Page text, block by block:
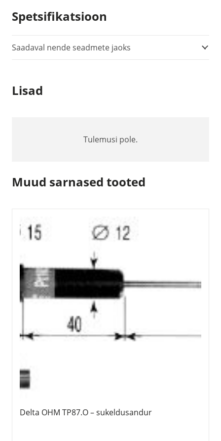
Suhteline
rõhuandur
kuni
5bar
Spetsifikatsioon
Saadaval nende seadmete jaoks
Lisad
Tulemusi pole.
Muud sarnased tooted
Delta OHM TP87.O – sukeldusandur